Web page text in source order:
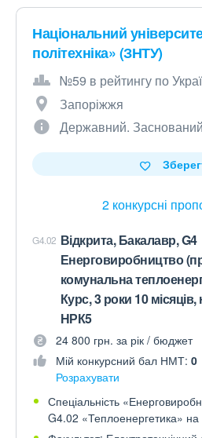
Національний
політехніка» (ЗНТУ)
№59 в рейтингу по
Запоріжжя
Державний.
2 конкурсні
G4.02 Відкрита, Бакалавр, G4
Енерговиробництво
комунальна
Курс, 3 роки 10
НРК5
24 800 грн. за рік / бюджет
Мій конкурсний бал НМТ: 0
Розрахувати
Спеціальність
G4.02 «Теплоенергетика» на